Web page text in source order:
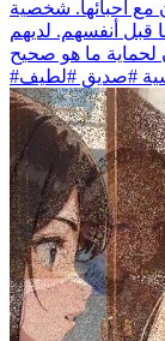
مع أحبائها. شخصية
قبل أنفسهم. لديهم
#صديق #لطيف